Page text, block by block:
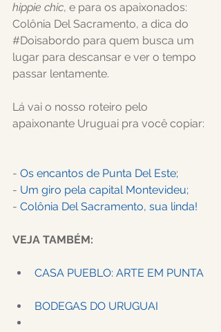
hippie chic, e para os apaixonados:
Colônia Del Sacramento, a dica do
#Doisabordo para quem busca um
lugar para descansar e ver o tempo
passar lentamente.
Lá vai o nosso roteiro pelo
apaixonante Uruguai pra você copiar:
- Os encantos de Punta Del Este;
- Um giro pela capital Montevideu;
- Colônia Del Sacramento, sua linda!
VEJA TAMBÉM:
CASA PUEBLO: ARTE EM PUNTA
BODEGAS DO URUGUAI